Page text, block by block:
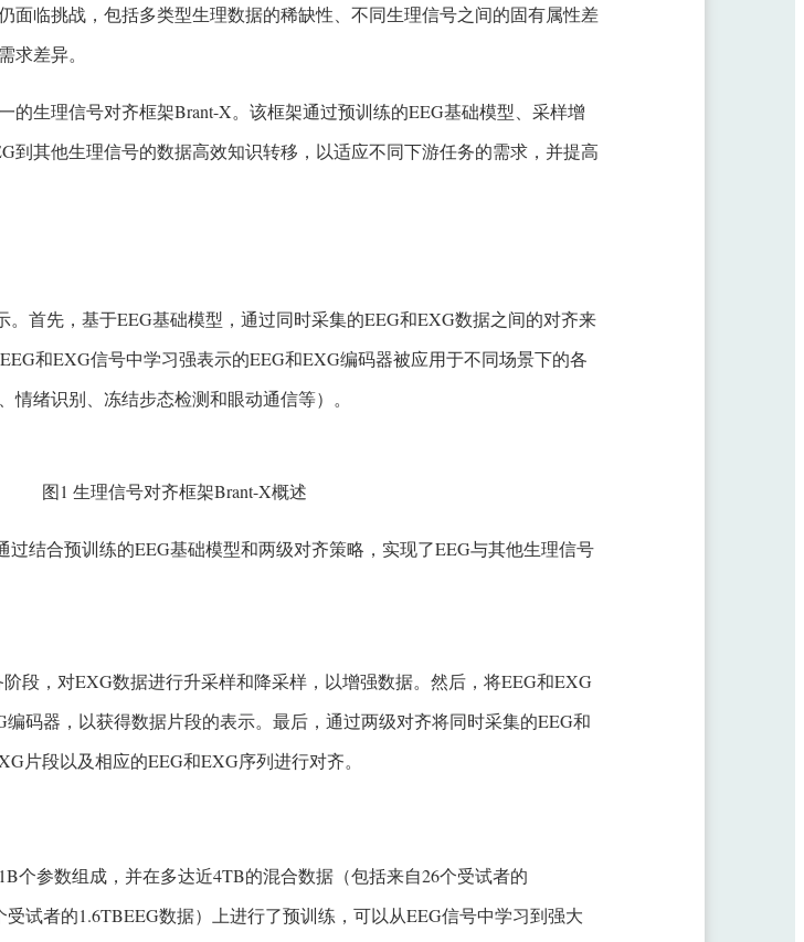
面临挑战，包括多类型生理数据的稀缺性、不同生理信号之间的固有属性差
求差异。
的生理信号对齐框架Brant-X。该框架通过预训练的EEG基础模型、采样增
到其他生理信号的数据高效知识转移，以适应不同下游任务的需求，并提高
。首先，基于EEG基础模型，通过同时采集的EEG和EXG数据之间的对齐来
和EXG信号中学习强表示的EEG和EXG编码器被应用于不同场景下的各
情绪识别、冻结步态检测和眼动通信等）。
图1 生理信号对齐框架Brant-X概述
过结合预训练的EEG基础模型和两级对齐策略，实现了EEG与其他生理信号
段，对EXG数据进行升采样和降采样，以增强数据。然后，将EEG和EXG
码器，以获得数据片段的表示。最后，通过两级对齐将同时采集的EEG和
片段以及相应的EEG和EXG序列进行对齐。
个参数组成，并在多达近4TB的混合数据（包括来自26个受试者的
受试者的1.6TBEEG数据）上进行了预训练，可以从EEG信号中学习到强大